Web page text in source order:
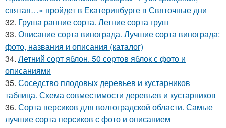
святая…» пройдет в Екатеринбурге в Святочные дни
32. Груша ранние сорта. Летние сорта груш
33. Описание сорта винограда. Лучшие сорта винограда:
фото, названия и описания (каталог)
34. Летний сорт яблон. 50 сортов яблок с фото и
описаниями
35. Соседство плодовых деревьев и кустарников
таблица. Схема совместимости деревьев и кустарников
36. Сорта персиков для волгоградской области. Самые
лучшие сорта персиков с фото и описанием